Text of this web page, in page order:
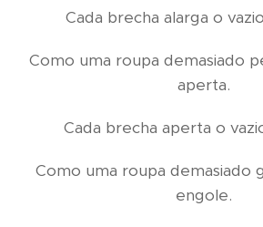
Cada brecha alarga o
Como uma roupa demasiado
aperta.
Cada brecha aperta o
Como uma roupa demasiado
engole.